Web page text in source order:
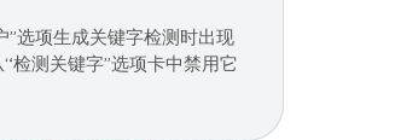
”选项生成关键字检测时出现
检测关键字”选项卡中禁用它